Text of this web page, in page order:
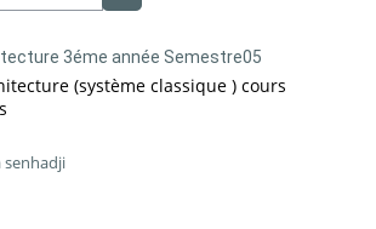
Rechercher des cours
3éme année Semestre05
(système classique ) cours
senhadji